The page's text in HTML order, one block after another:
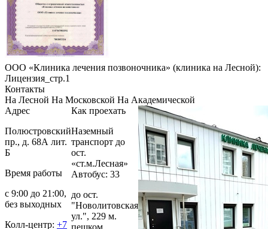
ООО «Клиника лечения позвоночника» (клиника на Лесной):
Лицензия_стр.1
Контакты
На Лесной На Московской На Академической
Адрес
Полюстровский
пр., д. 68А лит.
Б
Время работы
с 9:00 до 21:00,
без выходных
Колл-центр: +7
Как проехать
Наземный
транспорт до
ост.
«ст.м.Лесная»
Автобус: 33
до ост.
"Новолитовская
ул.", 229 м.
пешком